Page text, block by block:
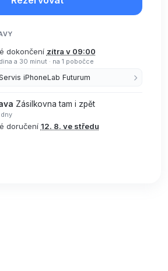
dokončení zítra v 09:00
a 30 minut · na 1 pobočce
iPhoneLab Futurum
Zásilkovna tam i zpět
doručení 12. 8. ve středu